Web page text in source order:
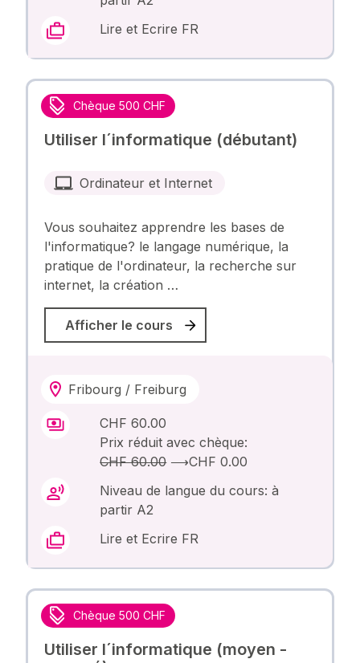
Lire et Ecrire FR
Chèque 500 CHF
Utiliser l´informatique (débutant)
Ordinateur et Internet
Vous souhaitez apprendre les bases de
l'informatique? le langage numérique, la
pratique de l'ordinateur, la recherche sur
internet, la création …
Afficher le cours
Fribourg / Freiburg
CHF 60.00
Prix réduit avec chèque:
CHF 60.00⟶CHF 0.00
Niveau de langue du cours: à
partir A2
Lire et Ecrire FR
Chèque 500 CHF
Utiliser l´informatique (moyen -